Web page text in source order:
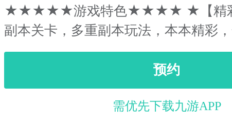
★★★★★游戏特色★★★★ ★【精彩
副本关卡，多重副本玩法，本本精彩
预约
需优先下载九游APP